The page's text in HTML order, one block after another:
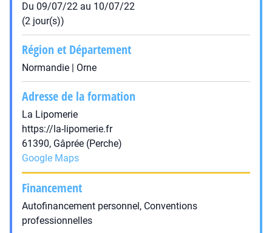
Du 09/07/22 au 10/07/22
(2 jour(s))
Région et Département
Normandie | Orne
Adresse de la formation
La Lipomerie
https://la-lipomerie.fr
61390, Gâprée (Perche)
Google Maps
Financement
Autofinancement personnel, Conventions
professionnelles